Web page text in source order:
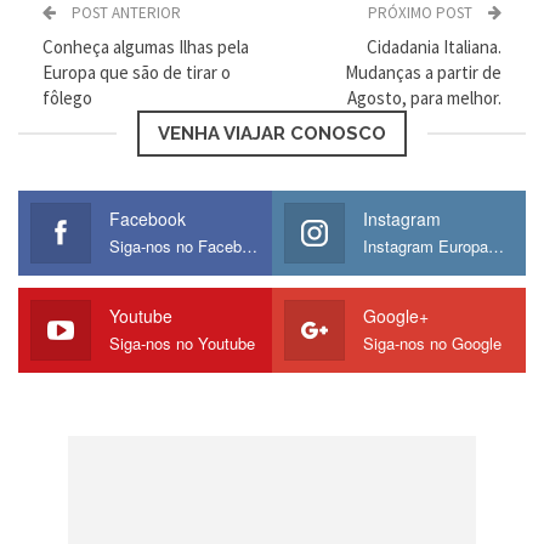
Loading...
POST ANTERIOR
Conheça algumas Ilhas pela
Europa que são de tirar o
fôlego
PRÓXIMO POST
Cidadania Italiana.
Mudanças a partir de
Agosto, para melhor.
VENHA VIAJAR CONOSCO
Facebook
Siga-nos no Facebook
Instagram
Instagram Europamos
Youtube
Siga-nos no Youtube
Google+
Siga-nos no Google